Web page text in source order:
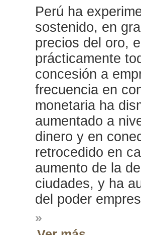
Perú ha
sostenido, en
precios del oro,
prácticamente
concesión a
frecuencia en
monetaria ha
aumentado a
dinero y en
retrocedido en
aumento de la
ciudades, y ha
del poder
»